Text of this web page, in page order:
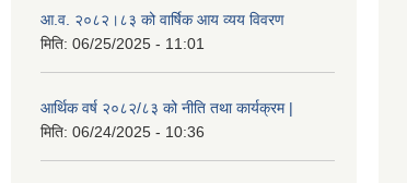
आ.व. २०८२।८३ को वार्षिक आय व्यय विवरण
मिति: 06/25/2025 - 11:01
आर्थिक वर्ष २०८२/८३ को नीति तथा कार्यक्रम |
मिति: 06/24/2025 - 10:36